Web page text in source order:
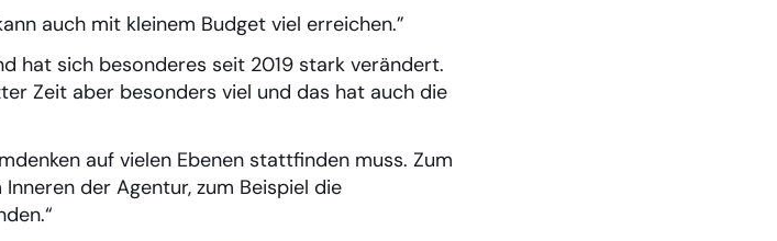
auch mit kleinem Budget viel erreichen.”
hat sich besonderes seit 2019 stark verändert.
Zeit aber besonders viel und das hat auch die
auf vielen Ebenen stattfinden muss. Zum
der Agentur, zum Beispiel die